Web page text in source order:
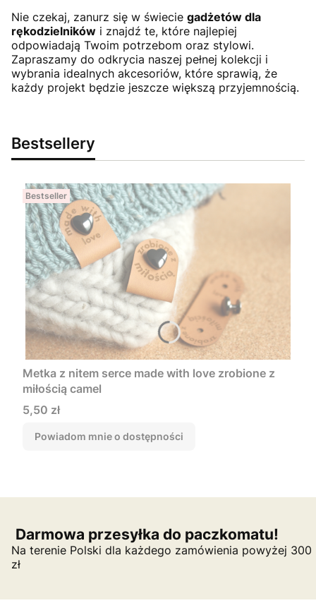
Nie czekaj, zanurz się w świecie gadżetów dla
rękodzielników i znajdź te, które najlepiej
odpowiadają Twoim potrzebom oraz stylowi.
Zapraszamy do odkrycia naszej pełnej kolekcji i
wybrania idealnych akcesoriów, które sprawią, że
każdy projekt będzie jeszcze większą przyjemnością.
Bestsellery
Bestseller
Metka z nitem serce made with love zrobione z
miłością camel
Cena
5,50 zł
Powiadom mnie o dostępności
Darmowa przesyłka do paczkomatu!
Na terenie Polski dla każdego zamówienia powyżej 300
zł